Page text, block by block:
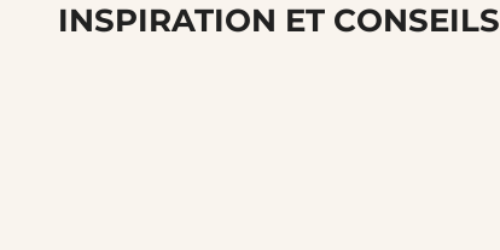
INSPIRATION ET CONSEILS